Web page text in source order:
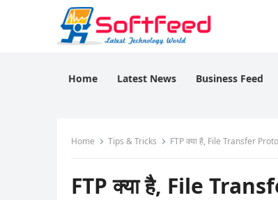
Home Latest News Business Feed
Home Tips & Tricks FTP क्या है, File Transfer
FTP क्या है, File